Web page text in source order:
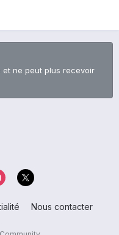
et ne peut plus recevoir
Nous contacter